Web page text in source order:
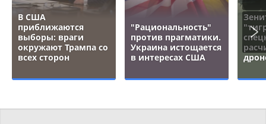
В США
приближаются
выборы: враги
окружают Трампа со
всех сторон
"Рациональность"
против прагматики.
Украина истощается
в интересах США